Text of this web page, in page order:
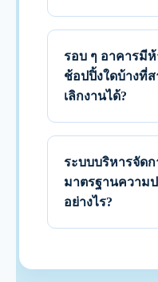
รอบ ๆ อาคารมี
ช้อปปิ้งใดบ้างที่
เลิกงานได้?
ระบบบริหารจัด
มาตรฐานความ
อย่างไร?